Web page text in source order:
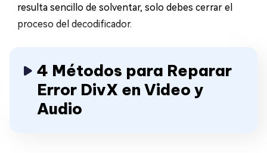
resulta sencillo de solventar, solo debes cerrar el
proceso del decodificador.
4 Métodos para Reparar
Error DivX en Video y
Audio